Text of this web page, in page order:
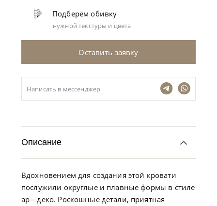
Подберём обивку
нужной текстуры и цвета
Оставить заявку
Написать в мессенджер
Описание
Вдохновением для создания этой кровати
послужили округлые и плавные формы в стиле
ар—деко. Роскошные детали, приятная